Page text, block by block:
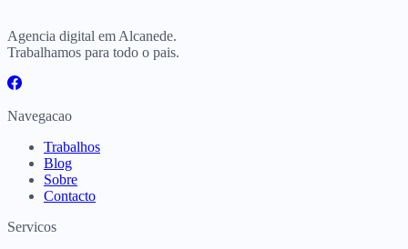
Agencia digital em Alcanede.
Trabalhamos para todo o pais.
Navegacao
Trabalhos
Blog
Sobre
Contacto
Servicos